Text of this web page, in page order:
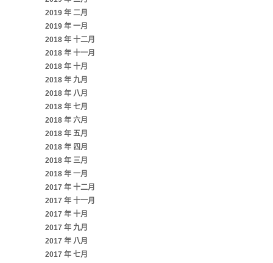
2019 年 二月
2019 年 一月
2018 年 十二月
2018 年 十一月
2018 年 十月
2018 年 九月
2018 年 八月
2018 年 七月
2018 年 六月
2018 年 五月
2018 年 四月
2018 年 三月
2018 年 一月
2017 年 十二月
2017 年 十一月
2017 年 十月
2017 年 九月
2017 年 八月
2017 年 七月